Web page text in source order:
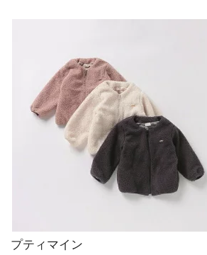
プティマイン